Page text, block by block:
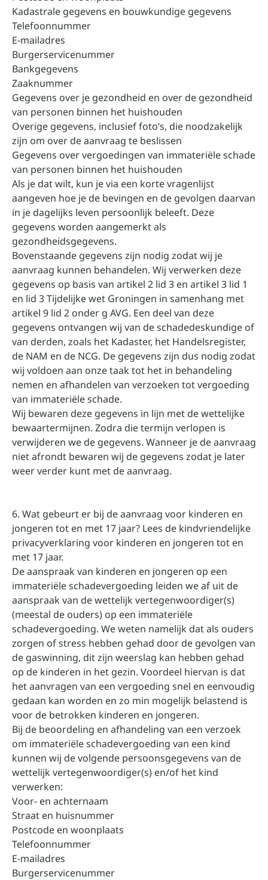
Kadastrale gegevens en bouwkundige gegevens
Telefoonnummer
E-mailadres
Burgerservicenummer
Bankgegevens
Zaaknummer
Gegevens over je gezondheid en over de gezondheid
van personen binnen het huishouden
Overige gegevens, inclusief foto’s, die noodzakelijk
zijn om over de aanvraag te beslissen
Gegevens over vergoedingen van immateriële schade
van personen binnen het huishouden
Als je dat wilt, kun je via een korte vragenlijst
aangeven hoe je de bevingen en de gevolgen daarvan
in je dagelijks leven persoonlijk beleeft. Deze
gegevens worden aangemerkt als
gezondheidsgegevens.
Bovenstaande gegevens zijn nodig zodat wij je
aanvraag kunnen behandelen. Wij verwerken deze
gegevens op basis van artikel 2 lid 3 en artikel 3 lid 1
en lid 3 Tijdelijke wet Groningen in samenhang met
artikel 9 lid 2 onder g AVG. Een deel van deze
gegevens ontvangen wij van de schadedeskundige of
van derden, zoals het Kadaster, het Handelsregister,
de NAM en de NCG. De gegevens zijn dus nodig zodat
wij voldoen aan onze taak tot het in behandeling
nemen en afhandelen van verzoeken tot vergoeding
van immateriële schade.
Wij bewaren deze gegevens in lijn met de wettelijke
bewaartermijnen. Zodra die termijn verlopen is
verwijderen we de gegevens. Wanneer je de aanvraag
niet afrondt bewaren wij de gegevens zodat je later
weer verder kunt met de aanvraag.
6. Wat gebeurt er bij de aanvraag voor kinderen en
jongeren tot en met 17 jaar? Lees de kindvriendelijke
privacyverklaring voor kinderen en jongeren tot en
met 17 jaar.
De aanspraak van kinderen en jongeren op een
immateriële schadevergoeding leiden we af uit de
aanspraak van de wettelijk vertegenwoordiger(s)
(meestal de ouders) op een immateriële
schadevergoeding. We weten namelijk dat als ouders
zorgen of stress hebben gehad door de gevolgen van
de gaswinning, dit zijn weerslag kan hebben gehad
op de kinderen in het gezin. Voordeel hiervan is dat
het aanvragen van een vergoeding snel en eenvoudig
gedaan kan worden en zo min mogelijk belastend is
voor de betrokken kinderen en jongeren.
Bij de beoordeling en afhandeling van een verzoek
om immateriële schadevergoeding van een kind
kunnen wij de volgende persoonsgegevens van de
wettelijk vertegenwoordiger(s) en/of het kind
verwerken:
Voor- en achternaam
Straat en huisnummer
Postcode en woonplaats
Telefoonnummer
E-mailadres
Burgerservicenummer